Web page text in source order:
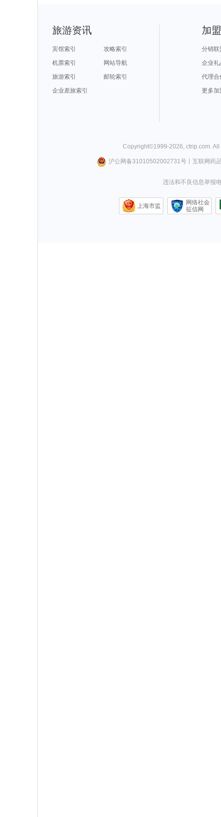
旅游资讯
宾馆索引
攻略索引
机票索引
网站导航
旅游索引
邮轮索引
企业差旅索引
加
分销联
企业礼
代理合
更多加
Copyright©1999-2026, ctrip.com.
沪公网备31010502002731号丨 互联网药
违法和不良信息举报
上海市监
网络社会
征信网